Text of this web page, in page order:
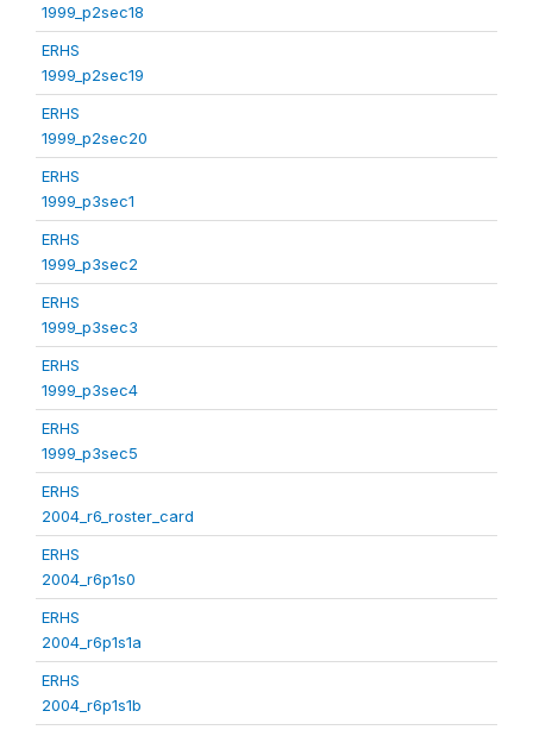
1999_p2sec18
ERHS
1999_p2sec19
ERHS
1999_p2sec20
ERHS
1999_p3sec1
ERHS
1999_p3sec2
ERHS
1999_p3sec3
ERHS
1999_p3sec4
ERHS
1999_p3sec5
ERHS
2004_r6_roster_card
ERHS
2004_r6p1s0
ERHS
2004_r6p1s1a
ERHS
2004_r6p1s1b